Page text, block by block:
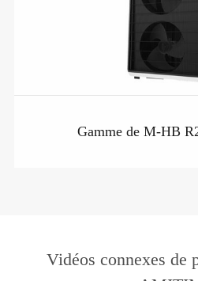
Gamme de M-HB
Vidéos connexes de